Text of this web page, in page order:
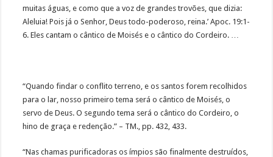
muitas águas, e como que a voz de grandes trovões, que dizia:
Aleluia! Pois já o Senhor, Deus todo-poderoso, reina.’ Apoc. 19:1-
6. Eles cantam o cântico de Moisés e o cântico do Cordeiro. …
“Quando findar o conflito terreno, e os santos forem recolhidos
para o lar, nosso primeiro tema será o cântico de Moisés, o
servo de Deus. O segundo tema será o cântico do Cordeiro, o
hino de graça e redenção.” – TM., pp. 432, 433.
“Nas chamas purificadoras os ímpios são finalmente destruídos,